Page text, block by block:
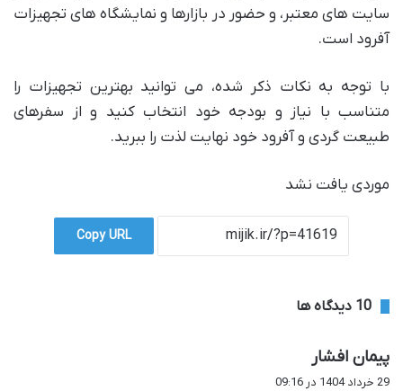
سایت های معتبر، و حضور در بازارها و نمایشگاه های تجهیزات
آفرود است.
با توجه به نکات ذکر شده، می توانید بهترین تجهیزات را
متناسب با نیاز و بودجه خود انتخاب کنید و از سفرهای
طبیعت گردی و آفرود خود نهایت لذت را ببرید.
موردی یافت نشد
Copy URL
‫10 دیدگاه ها
پیمان افشار
29 خرداد 1404 در 09:16